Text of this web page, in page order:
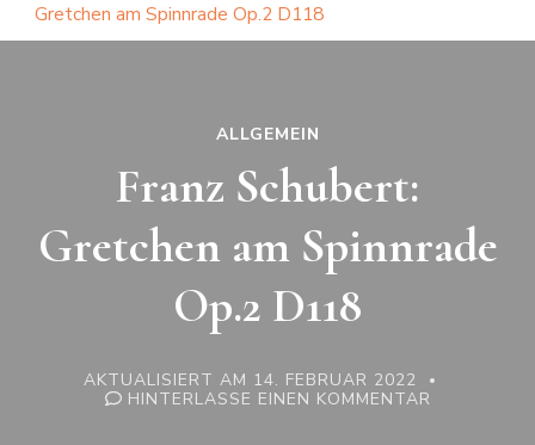
Gretchen am Spinnrade Op.2 D118
ALLGEMEIN
Franz Schubert:
Gretchen am Spinnrade
Op.2 D118
AKTUALISIERT AM 14. FEBRUAR 2022
HINTERLASSE EINEN KOMMENTAR